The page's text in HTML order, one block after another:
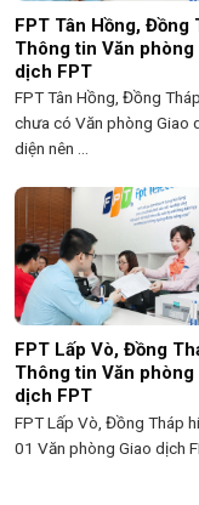
FPT Tân Hồng, Đồng
Thông tin Văn phòng
dịch FPT
FPT Tân Hồng, Đồng
chưa có Văn phòng Giao
diện nên ...
FPT Lấp Vò, Đồng
Thông tin Văn phòng
dịch FPT
FPT Lấp Vò, Đồng Tháp
01 Văn phòng Giao dịch